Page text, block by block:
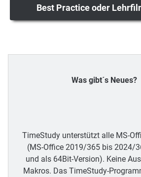
Best Practice oder
Was gibt´s Neues?
TimeStudy unterstützt alle MS-
(MS-Office 2019/365 bis 2024/
und als 64Bit-Version). Keine
Makros. Das TimeStudy-